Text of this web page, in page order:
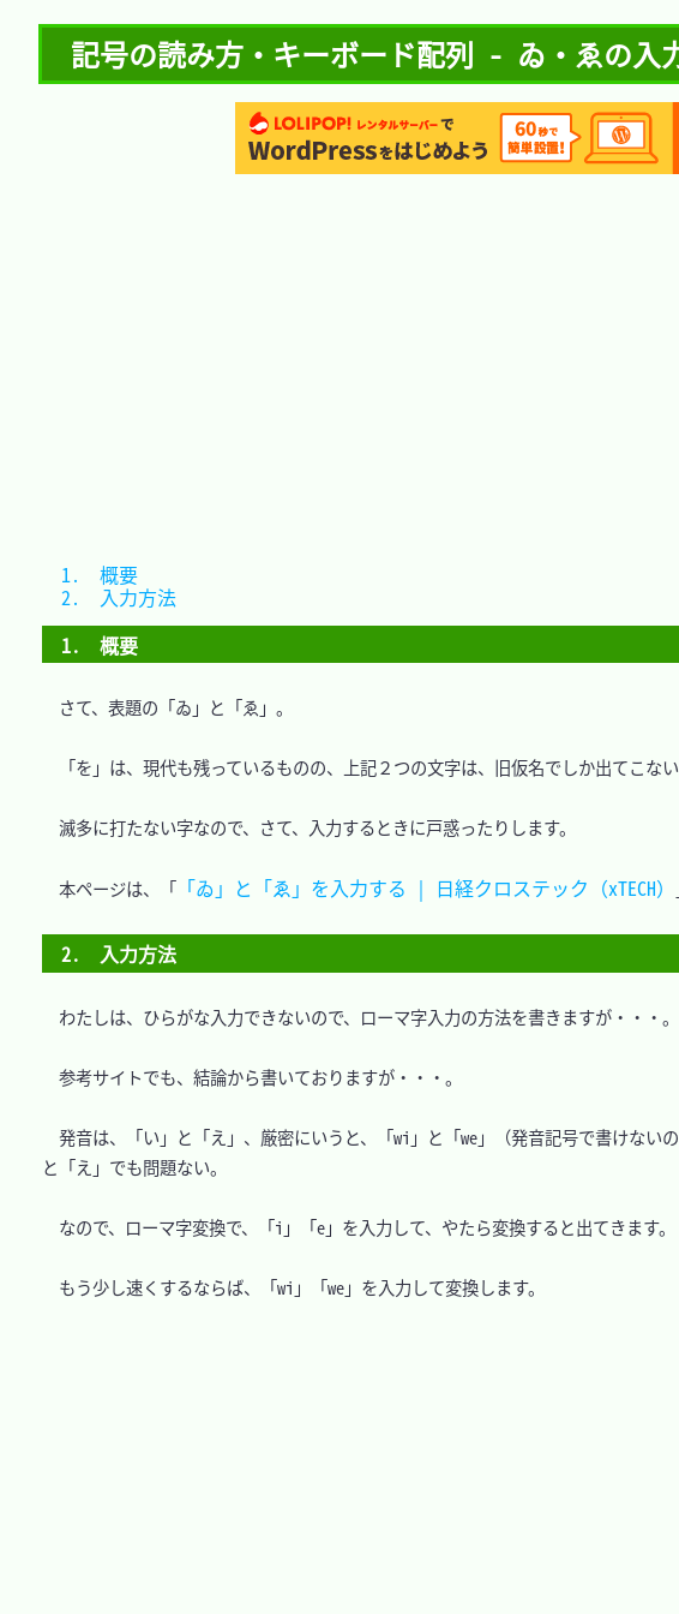
記号の読み方・キーボード配列 - ゐ・ゑの入
1.　概要
さて、表題の「ゐ」と「ゑ」。
「を」は、現代も残っているものの、上記２つの文字は、旧仮名でしか出てこな
滅多に打たない字なので、さて、入力するときに戸惑ったりします。
本ページは、「 「ゐ」と「ゑ」を入力する | 日経クロステック（xTECH）
2.　入力方法
わたしは、ひらがな入力できないので、ローマ字入力の方法を書きますが・・・。
参考サイトでも、結論から書いておりますが・・・。
発音は、「い」と「え」、厳密にいうと、「wi」と「we」（発音記号で書けない
と「え」でも問題ない。
なので、ローマ字変換で、「i」「e」を入力して、やたら変換すると出てきます。
もう少し速くするならば、「wi」「we」を入力して変換します。